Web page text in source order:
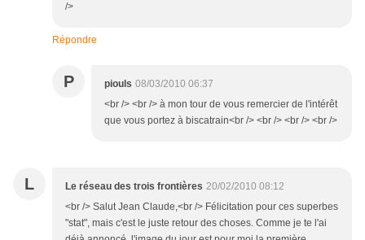
/>
Répondre
P piouls 08/03/2010 06:37
<br /> <br /> à mon tour de vous remercier de l'intérêt
que vous portez à biscatrain<br /> <br /> <br /> <br />
L Le réseau des trois frontières 20/02/2010 08:12
<br /> Salut Jean Claude,<br /> Félicitation pour ces superbes
"stat", mais c'est le juste retour des choses. Comme je te l'ai